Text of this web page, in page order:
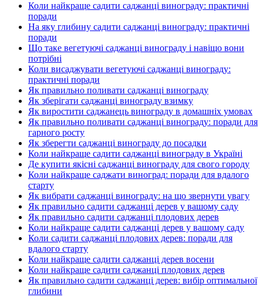
Коли найкраще садити саджанці винограду: практичні
поради
На яку глибину садити саджанці винограду: практичні
поради
Що таке вегетуючі саджанці винограду і навіщо вони
потрібні
Коли висаджувати вегетуючі саджанці винограду:
практичні поради
Як правильно поливати саджанці винограду
Як зберігати саджанці винограду взимку
Як виростити саджанець винограду в домашніх умовах
Як правильно поливати саджанці винограду: поради для
гарного росту
Як зберегти саджанці винограду до посадки
Коли найкраще садити саджанці винограду в Україні
Де купити якісні саджанці винограду для свого городу
Коли найкраще саджати виноград: поради для вдалого
старту
Як вибрати саджанці винограду: на що звернути увагу
Як правильно садити саджанці дерев у вашому саду
Як правильно садити саджанці плодових дерев
Коли найкраще садити саджанці дерев у вашому саду
Коли садити саджанці плодових дерев: поради для
вдалого старту
Коли найкраще садити саджанці дерев восени
Коли найкраще садити саджанці плодових дерев
Як правильно садити саджанці дерев: вибір оптимальної
глибини